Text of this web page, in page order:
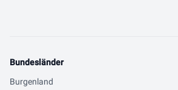
Bundesländer
Burgenland